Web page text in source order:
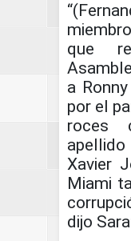
que
a
por el
roces
Xavier
Miami
dijo